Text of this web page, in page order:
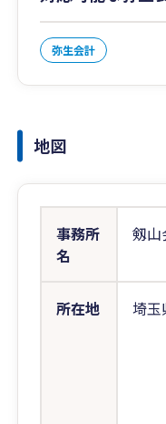
弥生会計
地図
事務所
名
剱山
所在地 埼玉